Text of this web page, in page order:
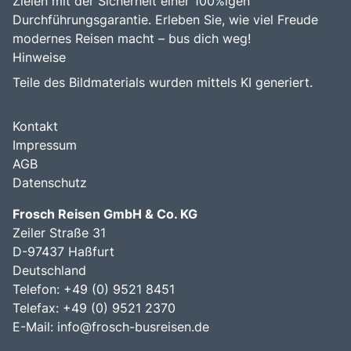
Durchführungsgarantie. Erleben Sie, wie viel Freude
modernes Reisen macht – bus dich weg!
Hinweise
Teile des Bildmaterials wurden mittels KI generiert.
Kontakt
Impressum
AGB
Datenschutz
Frosch Reisen GmbH & Co. KG
Zeiler Straße 31
D-97437 Haßfurt
Deutschland
Telefon: +49 (0) 9521 8451
Telefax: +49 (0) 9521 2370
E-Mail: info@frosch-busreisen.de